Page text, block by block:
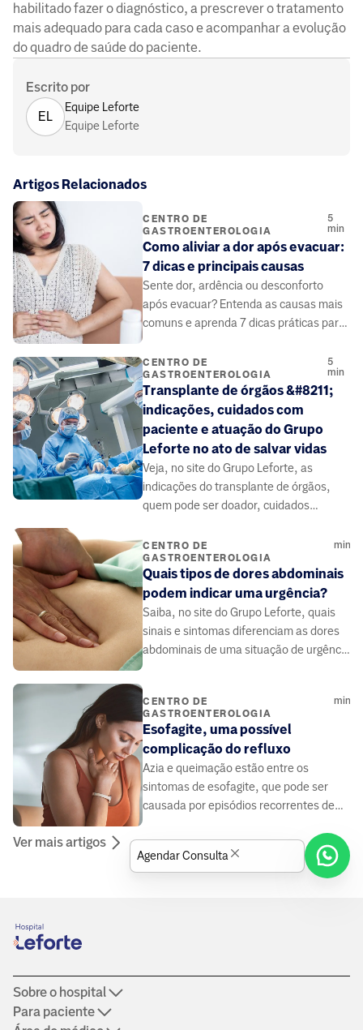
habilitado fazer o diagnóstico, a prescrever o tratamento
mais adequado para cada caso e acompanhar a evolução
do quadro de saúde do paciente.
Escrito por
EL
Equipe Leforte
Equipe Leforte
Artigos Relacionados
CENTRO DE
GASTROENTEROLOGIA
5
min
Como aliviar a dor após evacuar:
7 dicas e principais causas
Sente dor, ardência ou desconforto
após evacuar? Entenda as causas mais
comuns e aprenda 7 dicas práticas para
CENTRO DE
GASTROENTEROLOGIA
5
min
Transplante de órgãos &#8211;
indicações, cuidados com
paciente e atuação do Grupo
Leforte no ato de salvar vidas
Veja, no site do Grupo Leforte, as
indicações do transplante de órgãos,
quem pode ser doador, cuidados
salvar vidas.
CENTRO DE
GASTROENTEROLOGIA
min
Quais tipos de dores abdominais
podem indicar uma urgência?
Saiba, no site do Grupo Leforte, quais
sinais e sintomas diferenciam as dores
abdominais de uma situação de urgência
CENTRO DE
GASTROENTEROLOGIA
min
Esofagite, uma possível
complicação do refluxo
Azia e queimação estão entre os
sintomas de esofagite, que pode ser
causada por episódios recorrentes de
Ver mais artigos
Sobre o hospital
Para paciente
Agendar Consulta